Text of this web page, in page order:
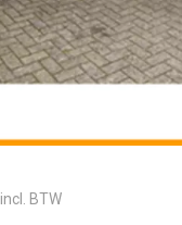
incl. BTW